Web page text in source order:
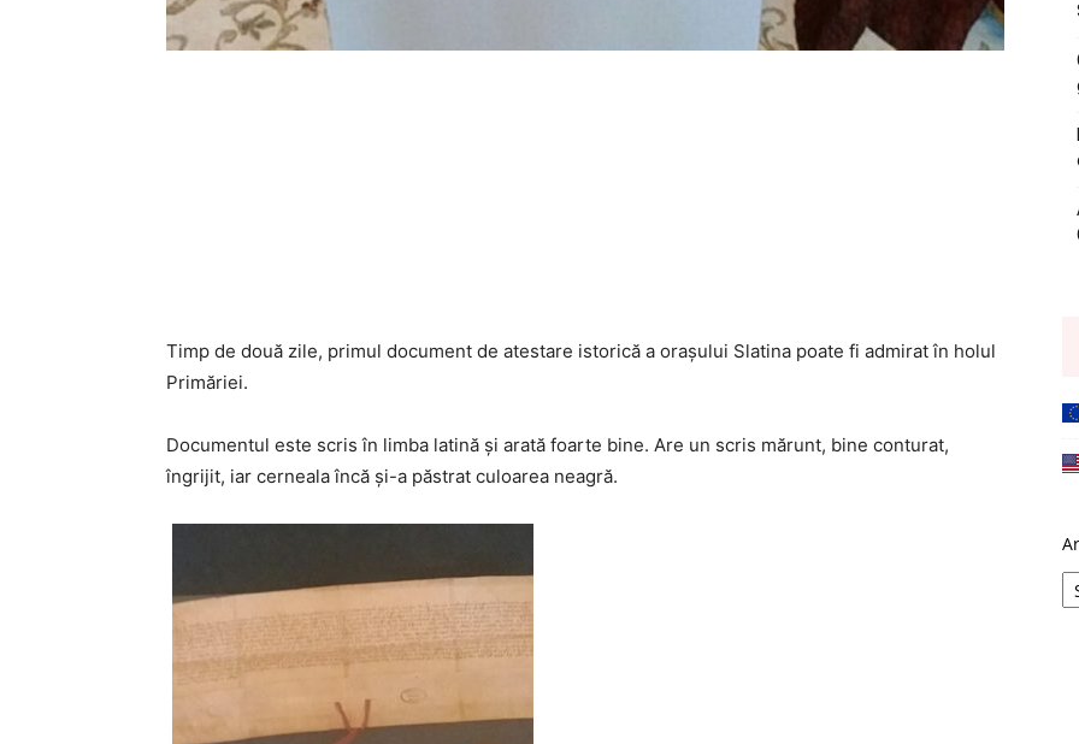
Timp de două zile, primul document de atestare istorică a orașului Slatina poate fi admirat în holul
Primăriei.
Documentul este scris în limba latină și arată foarte bine. Are un scris mărunt, bine conturat,
îngrijit, iar cerneala încă și-a păstrat culoarea neagră.